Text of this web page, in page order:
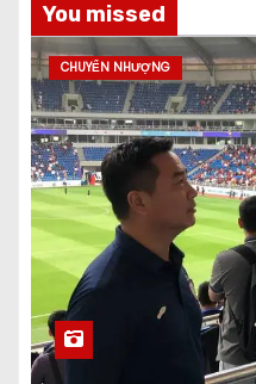
You missed
CHUYỂN NHƯỢNG